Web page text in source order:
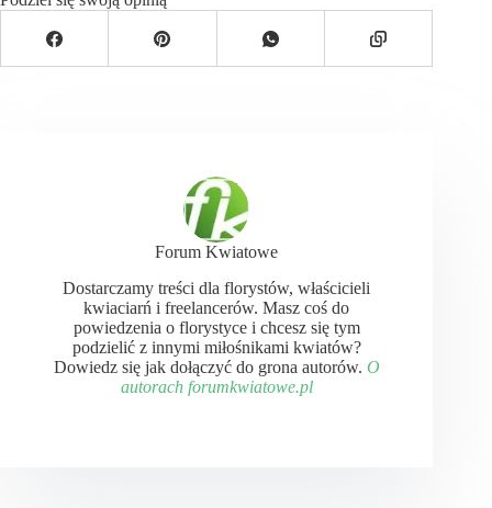
Forum Kwiatowe
Dostarczamy treści dla florystów, właścicieli
kwiaciarń i freelancerów. Masz coś do
powiedzenia o florystyce i chcesz się tym
podzielić z innymi miłośnikami kwiatów?
Dowiedz się jak dołączyć do grona autorów. O
autorach forumkwiatowe.pl